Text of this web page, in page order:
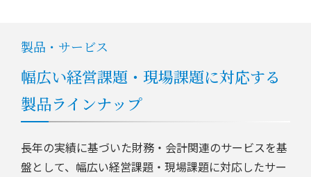
製品・サービス
幅広い経営課題・現場課題に対応する
製品ラインナップ
長年の実績に基づいた財務・会計関連のサービスを基
盤として、幅広い経営課題・現場課題に対応したサー